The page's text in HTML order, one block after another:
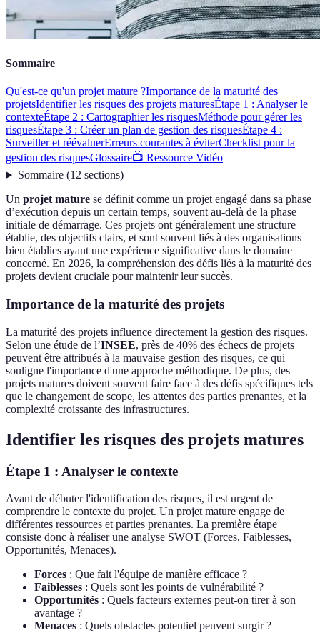
Sommaire
Qu'est-ce qu'un projet mature ?Importance de la maturité des
projetsIdentifier les risques des projets maturesÉtape 1 : Analyser le
contexteÉtape 2 : Cartographier les risquesMéthode pour gérer les
risquesÉtape 3 : Créer un plan de gestion des risquesÉtape 4 :
Surveiller et réévaluerErreurs courantes à éviterChecklist pour la
gestion des risquesGlossaire📺 Ressource Vidéo
Sommaire(12 sections)
Un projet mature se définit comme un projet engagé dans sa phase
d’exécution depuis un certain temps, souvent au-delà de la phase
initiale de démarrage. Ces projets ont généralement une structure
établie, des objectifs clairs, et sont souvent liés à des organisations
bien établies ayant une expérience significative dans le domaine
concerné. En 2026, la compréhension des défis liés à la maturité des
projets devient cruciale pour maintenir leur succès.
Importance de la maturité des projets
La maturité des projets influence directement la gestion des risques.
Selon une étude de l’INSEE, près de 40% des échecs de projets
peuvent être attribués à la mauvaise gestion des risques, ce qui
souligne l'importance d'une approche méthodique. De plus, des
projets matures doivent souvent faire face à des défis spécifiques tels
que le changement de scope, les attentes des parties prenantes, et la
complexité croissante des infrastructures.
Identifier les risques des projets matures
Étape 1 : Analyser le contexte
Avant de débuter l'identification des risques, il est urgent de
comprendre le contexte du projet. Un projet mature engage de
différentes ressources et parties prenantes. La première étape
consiste donc à réaliser une analyse SWOT (Forces, Faiblesses,
Opportunités, Menaces).
Forces : Que fait l'équipe de manière efficace ?
Faiblesses : Quels sont les points de vulnérabilité ?
Opportunités : Quels facteurs externes peut-on tirer à son
avantage ?
Menaces : Quels obstacles potentiel peuvent surgir ?